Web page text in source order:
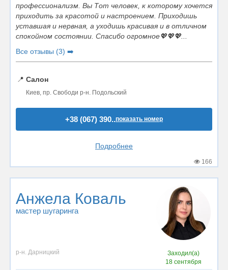
профессионализм. Вы Тот человек, к которому хочется
приходить за красотой и настроением. Приходишь
уставшая и нервная, а уходишь красивая и в отличном
спокойном состоянии. Спасибо огромное💖💖💖...
Все отзывы (3) ➡️
📍 Салон
Киев, пр. Свободи р-н. Подольский
+38 (067) 390..показать номер
Подробнее
166
Анжела Коваль
мастер шугаринга
р-н. Дарницкий
Заходил(а)
18 сентября